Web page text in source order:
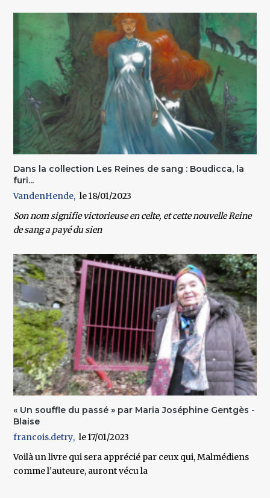
Dans la collection Les Reines de sang : Boudicca, la
furi...
VandenHende
18/01/2023
Son nom signifie victorieuse en celte, et cette nouvelle Reine
de sang a payé du sien
« Un souffle du passé » par Maria Joséphine Gentgès -
Blaise
francois.detry
17/01/2023
Voilà un livre qui sera apprécié par ceux qui, Malmédiens
comme l’auteure, auront vécu la